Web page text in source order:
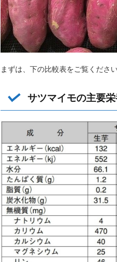
まずは、下の比較表をご覧ください
サツマイモの主要